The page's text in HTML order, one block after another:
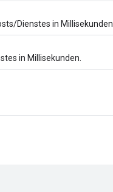
Dienstes in Millisekunden.
in Millisekunden.